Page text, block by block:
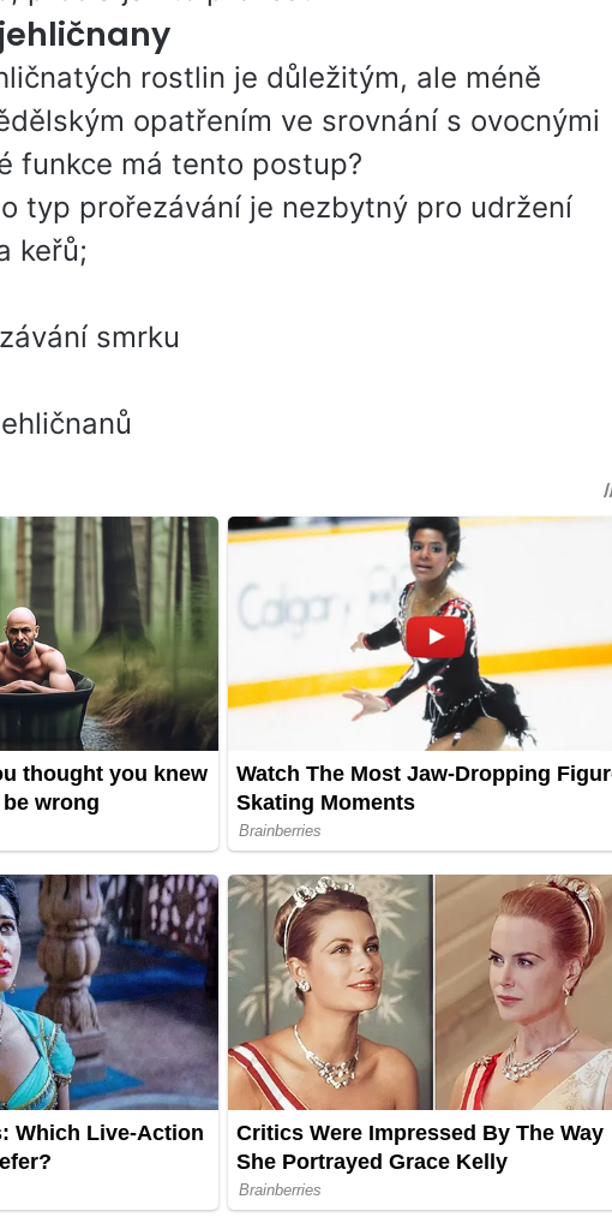
rostlin je důležitým, ale méně
opatřením ve srovnání s ovocnými
funkce má tento postup?
typ prořezávání je nezbytný pro udržení
keřů;
smrku